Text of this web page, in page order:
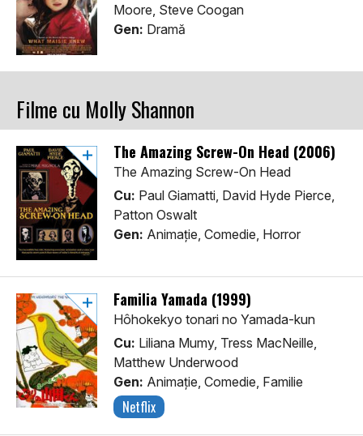
Moore, Steve Coogan
Gen: Dramă
Filme cu Molly Shannon
The Amazing Screw-On Head (2006)
The Amazing Screw-On Head
Cu: Paul Giamatti, David Hyde Pierce,
Patton Oswalt
Gen: Animaţie, Comedie, Horror
Familia Yamada (1999)
Hôhokekyo tonari no Yamada-kun
Cu: Liliana Mumy, Tress MacNeille,
Matthew Underwood
Gen: Animaţie, Comedie, Familie
Netflix